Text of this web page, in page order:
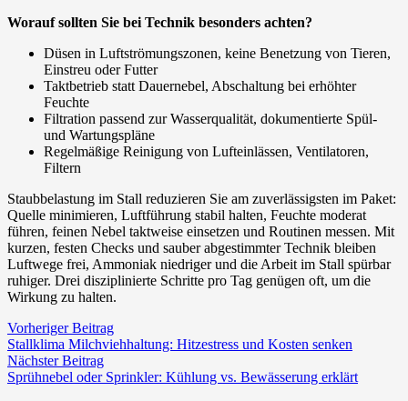
Worauf sollten Sie bei Technik besonders achten?
Düsen in Luftströmungszonen, keine Benetzung von Tieren,
Einstreu oder Futter
Taktbetrieb statt Dauernebel, Abschaltung bei erhöhter
Feuchte
Filtration passend zur Wasserqualität, dokumentierte Spül-
und Wartungspläne
Regelmäßige Reinigung von Lufteinlässen, Ventilatoren,
Filtern
Staubbelastung im Stall reduzieren Sie am zuverlässigsten im Paket:
Quelle minimieren, Luftführung stabil halten, Feuchte moderat
führen, feinen Nebel taktweise einsetzen und Routinen messen. Mit
kurzen, festen Checks und sauber abgestimmter Technik bleiben
Luftwege frei, Ammoniak niedriger und die Arbeit im Stall spürbar
ruhiger. Drei disziplinierte Schritte pro Tag genügen oft, um die
Wirkung zu halten.
Vorheriger Beitrag
Stallklima Milchviehhaltung: Hitzestress und Kosten senken
Nächster Beitrag
Sprühnebel oder Sprinkler: Kühlung vs. Bewässerung erklärt